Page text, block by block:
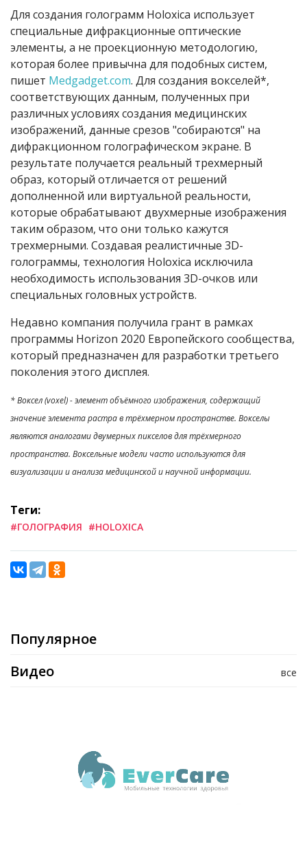
Для создания голограмм Holoxica использует
специальные дифракционные оптические
элементы, а не проекционную методологию,
которая более привычна для подобных систем,
пишет Medgadget.com. Для создания вокселей*,
соответствующих данным, полученных при
различных условиях создания медицинских
изображений, данные срезов "собираются" на
дифракционном голографическом экране. В
результате получается реальный трехмерный
образ, который отличается от решений
дополненной или виртуальной реальности,
которые обрабатывают двухмерные изображения
таким образом, что они только кажутся
трехмерными. Создавая реалистичные 3D-
голограммы, технология Holoxica исключила
необходимость использования 3D-очков или
специальных головных устройств.
Недавно компания получила грант в рамках
программы Horizon 2020 Европейского сообщества,
который предназначен для разработки третьего
поколения этого дисплея.
* Воксел (voxel) - элемент объёмного изображения, содержащий
значение элемента растра в трёхмерном пространстве. Вокселы
являются аналогами двумерных пикселов для трёхмерного
пространства. Воксельные модели часто используются для
визуализации и анализа медицинской и научной информации.
Теги:
#ГОЛОГРАФИЯ #HOLOXICA
Популярное
все
Видео